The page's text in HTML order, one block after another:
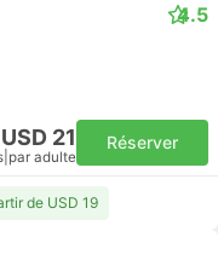
4.5
USD 21
par adulte
Réserver
de USD 19